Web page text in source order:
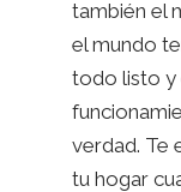
también el
el mundo
todo listo y
verdad. Te
tu hogar